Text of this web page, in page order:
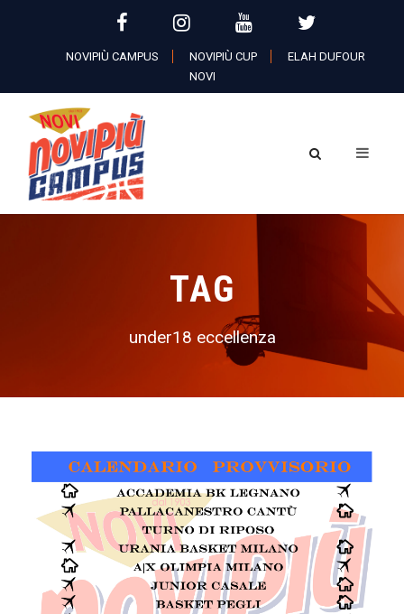
NOVIPIÙ CAMPUS NOVIPIÙ CUP
ELAH DUFOUR
NOVI
TAG
under18 eccellenza